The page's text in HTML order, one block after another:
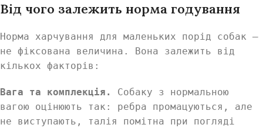
Від чого залежить норма годування
Норма харчування для маленьких порід собак —
не фіксована величина. Вона залежить від
кількох факторів:
Вага та комплекція.
Собаку з нормальною
вагою оцінюють так: ребра промацуються, але
не виступають, талія помітна при погляді